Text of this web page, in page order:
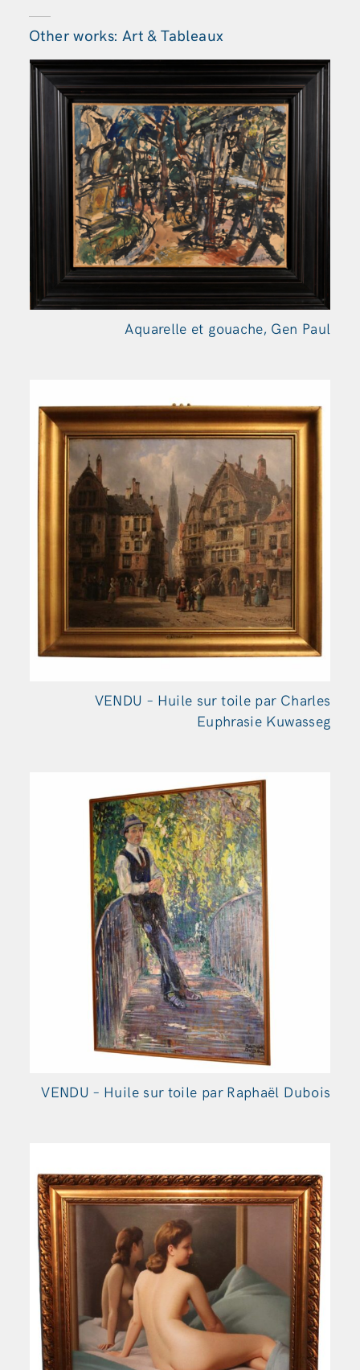
Other works: Art & Tableaux
Aquarelle et gouache, Gen Paul
VENDU – Huile sur toile par Charles
Euphrasie Kuwasseg
VENDU – Huile sur toile par Raphaël Dubois